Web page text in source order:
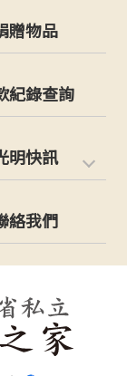
贈物品
紀錄查詢
明快訊
絡我們